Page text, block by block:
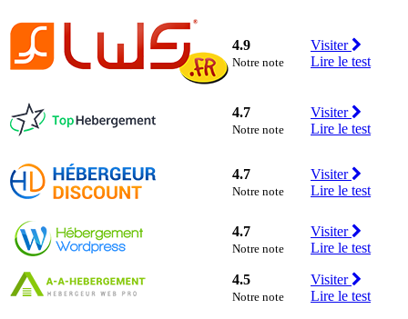
4.9
Notre note
Visiter
Lire le test
4.7
Notre note
Visiter
Lire le test
4.7
Notre note
Visiter
Lire le test
4.7
Notre note
Visiter
Lire le test
4.5
Notre note
Visiter
Lire le test